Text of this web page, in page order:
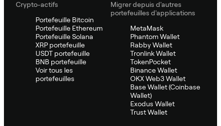
Crypto-actifs
Portefeuille Bitcoin
Portefeuille Ethereum
Portefeuille Solana
XRP portefeuille
USDT portefeuille
BNB portefeuille
Voir tous les
portefeuilles
Migrer depuis d'autres
portefeuilles d'applications
MetaMask
Phantom Wallet
Rabby Wallet
Tronlink Wallet
TokenPocket
Binance Wallet
OKX Web3 Wallet
Base Wallet (Coinbase
Wallet)
Exodus Wallet
Trust Wallet